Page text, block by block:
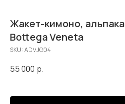
Жакет-кимоно,
Bottega Veneta
SKU:ADVJG04
55 000 р.